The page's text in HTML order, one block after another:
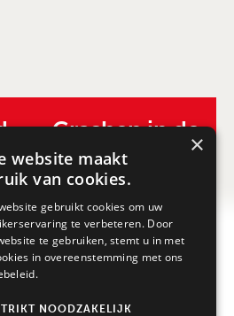
Crashen in de
Keuken
past bij Rob
×
website maakt
van cookies.
gebruikt cookies om uw
te verbeteren. Door
te gebruiken, stemt u in met
in overeenstemming met ons
NOODZAKELIJK